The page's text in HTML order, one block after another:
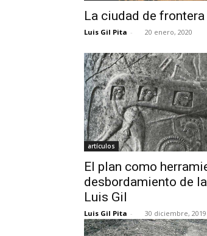
La ciudad de
Luis Gil Pita - 20 enero, 2020
artículos
El plan como
desbordamiento de
Luis Gil
Luis Gil Pita - 30 diciembre, 2019